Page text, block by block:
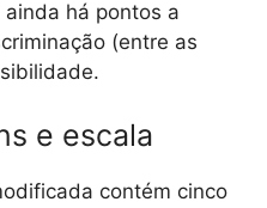
há pontos a
(entre as
e escala
contém cinco